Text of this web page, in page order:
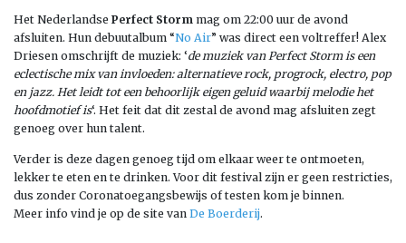
Het Nederlandse Perfect Storm mag om 22:00 uur de avond
afsluiten. Hun debuutalbum “No Air” was direct een voltreffer! Alex
Driesen omschrijft de muziek: ‘de muziek van Perfect Storm is een
eclectische mix van invloeden: alternatieve rock, progrock, electro, pop
en jazz. Het leidt tot een behoorlijk eigen geluid waarbij melodie het
hoofdmotief is‘. Het feit dat dit zestal de avond mag afsluiten zegt
genoeg over hun talent.
Verder is deze dagen genoeg tijd om elkaar weer te ontmoeten,
lekker te eten en te drinken. Voor dit festival zijn er geen restricties,
dus zonder Coronatoegangsbewijs of testen kom je binnen.
Meer info vind je op de site van De Boerderij.